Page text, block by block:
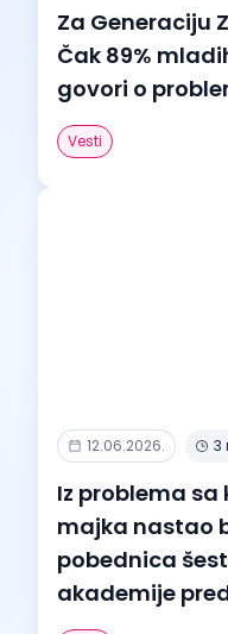
Za Generaciju
Čak 89%
govori o
Vesti
12.06.2026. 3
Iz problema sa
majka nastao
pobednica
akademije